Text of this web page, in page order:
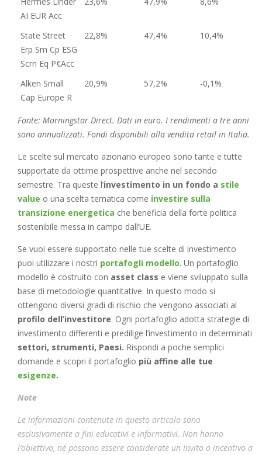
AI EUR Acc
State Street
Erp Sm Cp ESG
Scrn Eq P€Acc
22,8% 47,4% 10,4%
Alken Small
Cap Europe R
20,9% 57,2% -0,1%
Fonte: Morningstar Direct. Dati in euro. I rendimenti a tre anni
sono annualizzati. Fondi disponibili alla vendita retail in Italia.
Le scelte sul mercato azionario europeo sono tante e tutte
supportate da ottime prospettive anche nel secondo
semestre. Tra queste l’investimento in un fondo a stile
value o una scelta tematica come investire sulla
transizione energetica che beneficia della forte politica
sostenibile messa in campo dall’UE.
Se vuoi essere supportato nelle tue scelte di investimento
puoi utilizzare i nostri portafogli modello. Un portafoglio
modello è costruito con asset class e viene sviluppato sulla
base di metodologie quantitative. In questo modo si
ottengono diversi gradi di rischio che vengono associati al
profilo dell’investitore. Ogni portafoglio adotta strategie di
investimento differenti e predilige l’investimento in determinati
settori, strumenti, Paesi. Rispondi a poche semplici
domande e scopri il portafoglio più affine alle tue
esigenze.
Note
Le informazioni contenute in questo articolo sono
esclusivamente a fini educativi e informativi. Non hanno
l’obiettivo, né possono essere considerate un invito o incentivo a